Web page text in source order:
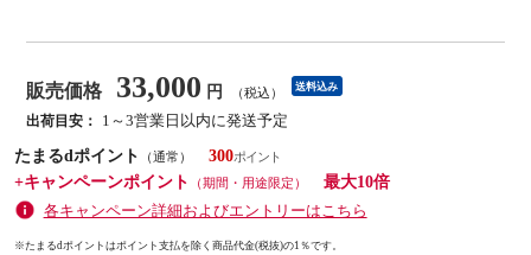
販売価格 33,000 円 （税込） 送料込み
出荷目安：
1～3営業日以内に発送予定
たまるdポイント
（通常）
300
+キャンペーンポイント
（期間・用途限定）
最大10倍
各キャンペーン詳細およびエントリーはこちら
※たまるdポイントはポイント支払を除く商品代金(税抜)の1％です。